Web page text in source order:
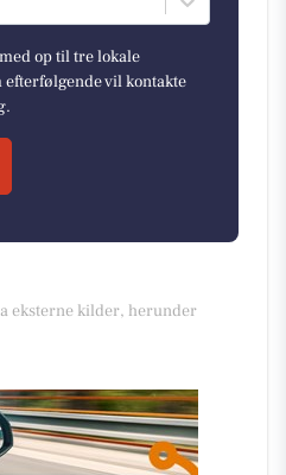
op til tre lokale
vil kontakte
eksterne kilder, herunder